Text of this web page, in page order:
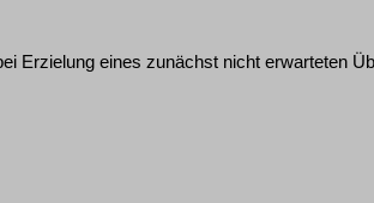
Erzielung eines zunächst nicht erwarteten